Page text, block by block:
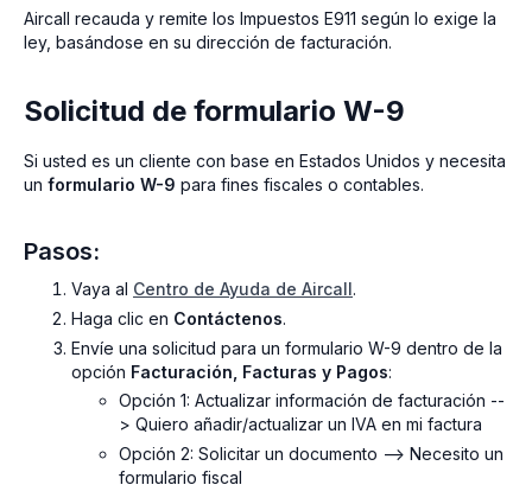
Aircall recauda y remite los Impuestos E911 según lo exige la
ley, basándose en su dirección de facturación.
Solicitud de formulario W-9
Si usted es un cliente con base en Estados Unidos y necesita
un formulario W-9 para fines fiscales o contables.
Pasos:
Vaya al Centro de Ayuda de Aircall.
Haga clic en Contáctenos.
Envíe una solicitud para un formulario W-9 dentro de la
opción Facturación, Facturas y Pagos:
Opción 1: Actualizar información de facturación --
> Quiero añadir/actualizar un IVA en mi factura
Opción 2: Solicitar un documento --> Necesito un
formulario fiscal